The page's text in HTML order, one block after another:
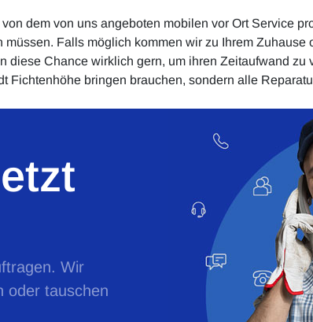
dem von uns angeboten mobilen vor Ort Service
Falls möglich kommen wir zu Ihrem
diese Chance wirklich gern, um ihren Zeitaufwand
Fichtenhöhe bringen brauchen, sondern alle
Wir
oder tauschen